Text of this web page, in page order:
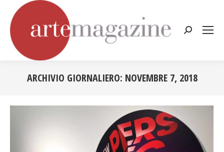
Cerca:
ARCHIVIO GIORNALIERO: NOVEMBRE 7, 2018